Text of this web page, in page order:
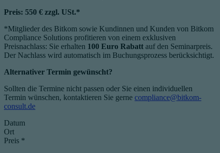
Preis: 550 € zzgl. USt.*
*Mitglieder des Bitkom sowie Kundinnen und Kunden von Bitkom
Compliance Solutions profitieren von einem exklusiven
Preisnachlass: Sie erhalten 100 Euro Rabatt auf den Seminarpreis.
Der Nachlass wird automatisch im Buchungsprozess berücksichtigt.
Alternativer Termin gewünscht?
Sollten die Termine nicht passen oder Sie einen individuellen
Termin wünschen, kontaktieren Sie gerne compliance@bitkom-
consult.de
Datum
Ort
Preis *